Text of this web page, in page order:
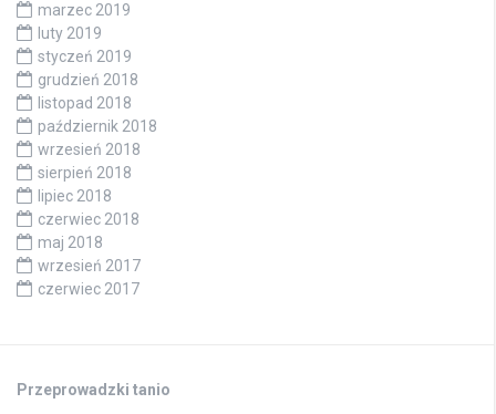
marzec 2019
luty 2019
styczeń 2019
grudzień 2018
listopad 2018
październik 2018
wrzesień 2018
sierpień 2018
lipiec 2018
czerwiec 2018
maj 2018
wrzesień 2017
czerwiec 2017
Przeprowadzki tanio